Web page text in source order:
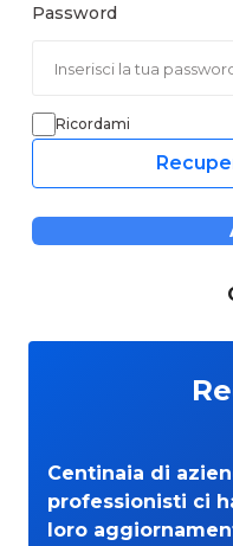
Password
Ricordami
Centinaia di
professionisti ci
loro